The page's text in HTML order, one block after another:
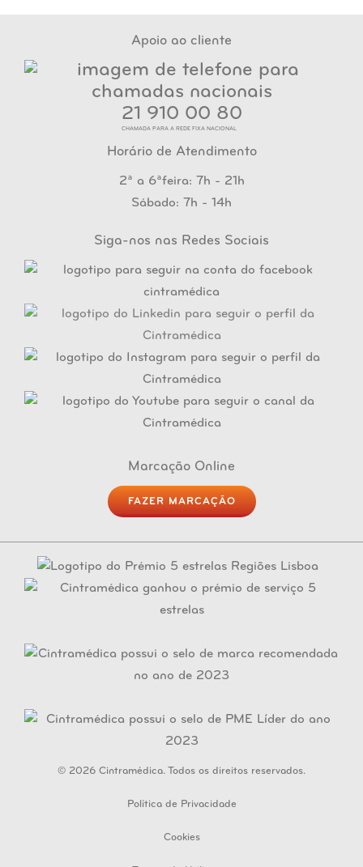
Apoio ao cliente
21 910 00 80
CHAMADA PARA A REDE FIXA NACIONAL
Horário de Atendimento
2ª a 6ªfeira: 7h - 21h
Sábado: 7h - 14h
Siga-nos nas Redes Sociais
Marcação Online
FAZER MARCAÇÃO
© 2026 Cintramédica. Todos os direitos reservados.
Política de Privacidade
Cookies